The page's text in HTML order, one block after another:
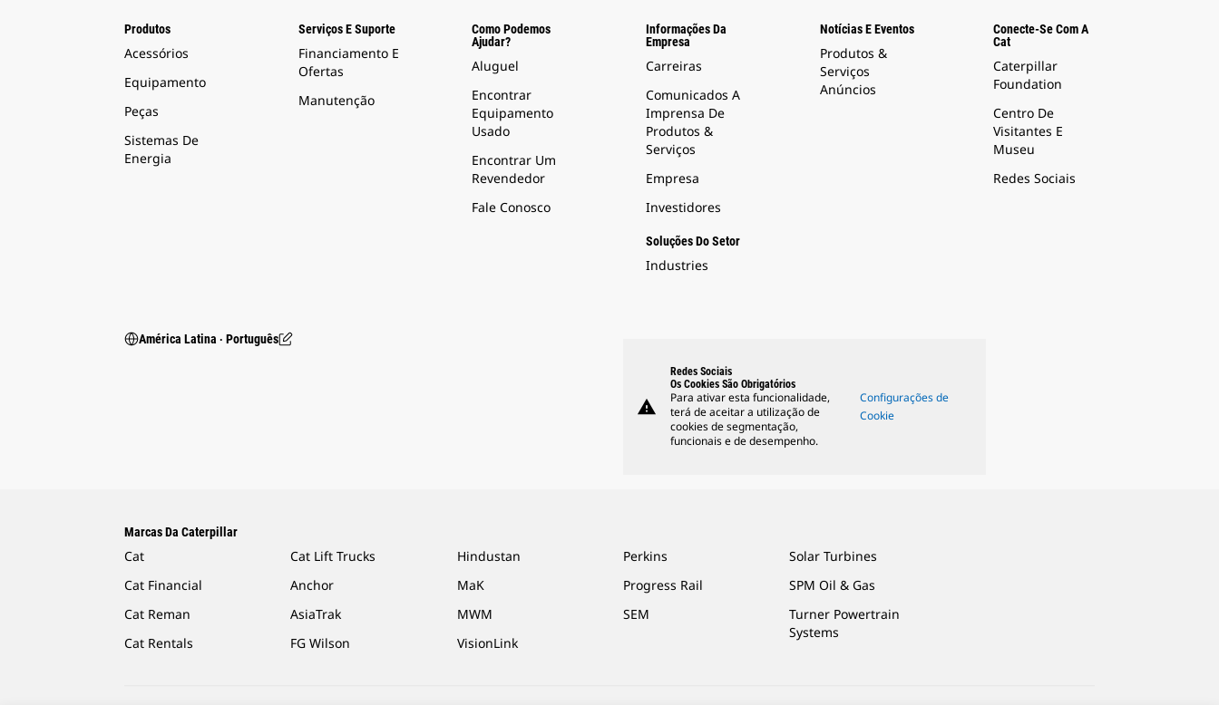
Produtos
Acessórios
Equipamento
Peças
Sistemas De
Energia
Serviços E Suporte
Financiamento E
Ofertas
Manutenção
Como Podemos
Ajudar?
Aluguel
Encontrar
Equipamento
Usado
Encontrar Um
Revendedor
Fale Conosco
Informações Da
Empresa
Carreiras
Comunicados A
Imprensa De
Produtos &
Serviços
Empresa
Investidores
Soluções Do Setor
Industries
Notícias E Eventos
Produtos &
Serviços
Anúncios
Conecte-Se Com A
Cat
Caterpillar
Foundation
Centro De
Visitantes E
Museu
Redes Sociais
América Latina ‧ Português
warning
Redes Sociais
Os Cookies São Obrigatórios
Para ativar esta funcionalidade,
terá de aceitar a utilização de
cookies de segmentação,
funcionais e de desempenho.
Configurações de
Cookie
Marcas Da Caterpillar
Cat
Cat Financial
Cat Reman
Cat Rentals
Cat Lift Trucks
Anchor
AsiaTrak
FG Wilson
Hindustan
MaK
MWM
VisionLink
Perkins
Progress Rail
SEM
Solar Turbines
SPM Oil & Gas
Turner Powertrain
Systems